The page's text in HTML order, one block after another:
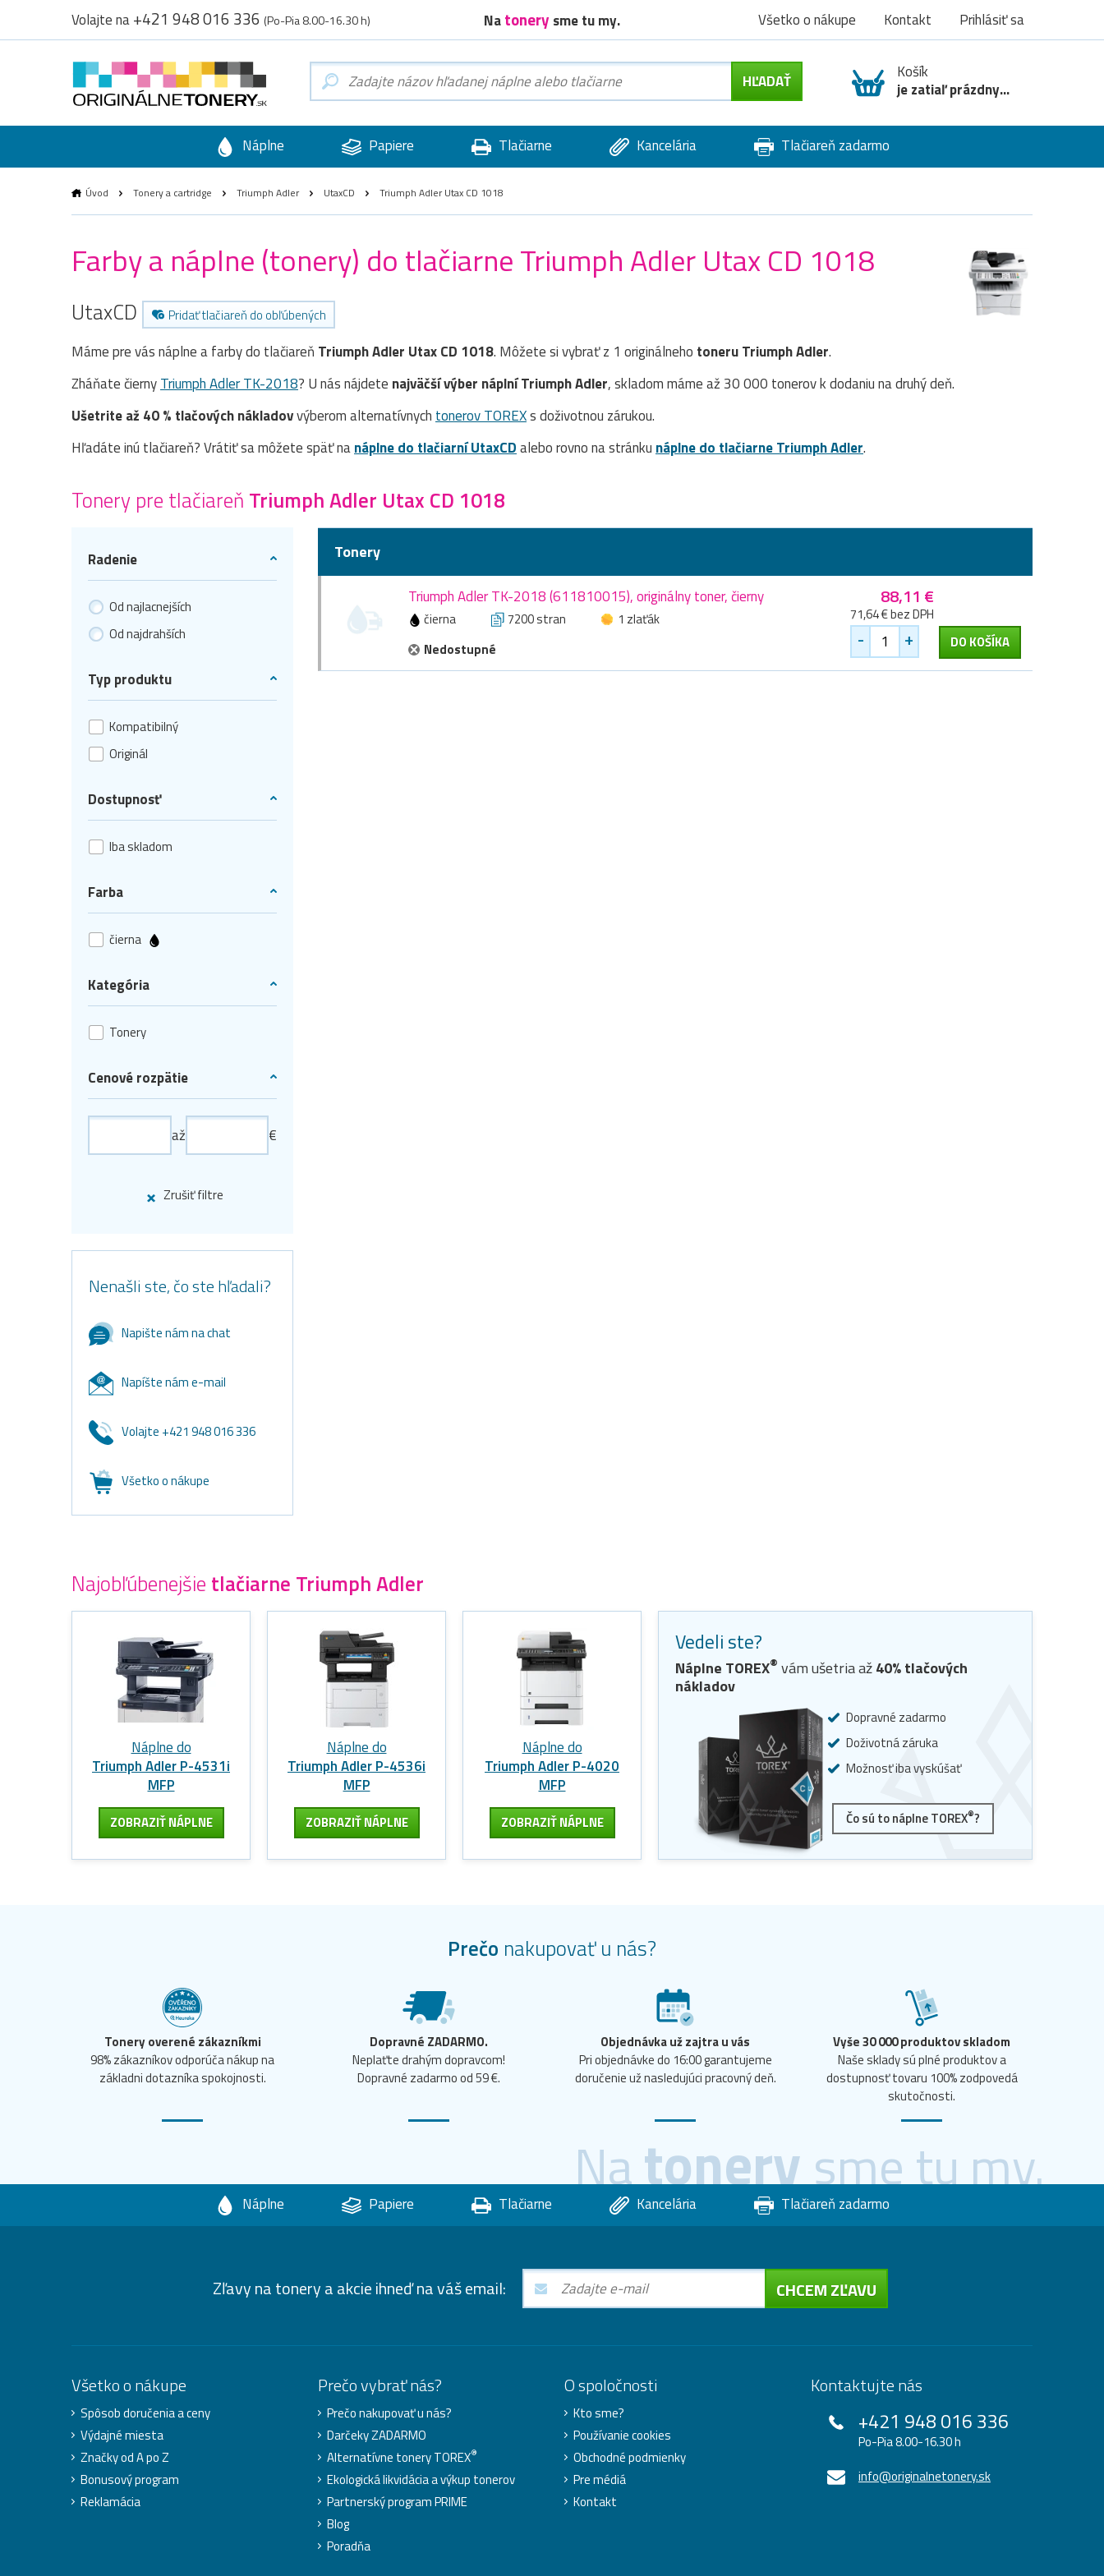
Volajte na+421 948 016 336 (Po-Pia 8.00-16.30 h) Natonery sme tu my. Všetko o nákupe Kontakt Prihlásiť sa
Košík
je zatiaľ prázdny...
Náplne Papiere Tlačiarne Kancelária Tlačiareň zadarmo
Úvod Tonery a cartridge Triumph Adler UtaxCD Triumph Adler Utax CD 1018
Farby a náplne (tonery) do tlačiarne Triumph Adler Utax CD 1018
UtaxCD Pridať tlačiareň do obľúbených
Máme pre vás náplne a farby do tlačiareň Triumph Adler Utax CD 1018. Môžete si vybrať z 1 originálneho toneruTriumph Adler.
Zháňate čiernyTriumph Adler TK-2018? U nás nájdete najväčší výber náplní Triumph Adler, skladom máme až 30 000 tonerov k dodaniu na druhý deň.
Ušetrite až 40 % tlačových nákladovvýberom alternatívnych tonerov TOREXs doživotnou zárukou.
Hľadáte inú tlačiareň? Vrátiť sa môžete späť nanáplne do tlačiarní UtaxCDalebo rovno na stránku náplne do tlačiarne Triumph Adler.
Tonery pre tlačiareň Triumph Adler Utax CD 1018
Radenie
Od najlacnejších
Od najdrahších
Typ produktu
Kompatibilný
Originál
Dostupnosť
Iba skladom
Farba
čierna
Kategória
Tonery
Cenové rozpätie
až €
Zrušiť filtre
Nenašli ste, čo ste hľadali?
Napište nám na chat
Napíšte nám e-mail
Volajte +421 948 016 336
Všetko o nákupe
Tonery
Triumph Adler TK-2018 (611810015), originálny toner, čierny
čierna 7200 stran
1 zlaťák
Nedostupné
88,11 €
71,64 € bez DPH
- + DO KOŠÍKA
Najobľúbenejšie tlačiarne Triumph Adler
Náplne do
Triumph Adler P-4531i
MFP
ZOBRAZIŤ NÁPLNE
Náplne do
Triumph Adler P-4536i
MFP
ZOBRAZIŤ NÁPLNE
Náplne do
Triumph Adler P-4020
MFP
ZOBRAZIŤ NÁPLNE
Vedeli ste?
Náplne TOREX® vám ušetria až40% tlačových
nákladov
Dopravné zadarmo
Doživotná záruka
Možnosť iba vyskúšať
Čo sú to náplne TOREX®?
Prečo nakupovať u nás?
Tonery overené zákazníkmi
98% zákazníkov odporúča nákup na
základni dotazníka spokojnosti.
Dopravné ZADARMO.
Neplaťte drahým dopravcom!
Dopravné zadarmo od 59 €.
Objednávka už zajtra u vás
Pri objednávke do 16:00 garantujeme
doručenie už nasledujúci pracovný deň.
Vyše 30 000 produktov skladom
Naše sklady sú plné produktov a
dostupnosť tovaru 100% zodpovedá
skutočnosti.
Natonerysme tu my.
Náplne Papiere Tlačiarne Kancelária Tlačiareň zadarmo
Zľavy na tonery a akcie ihneď na váš email: CHCEM ZĽAVU
Všetko o nákupe
Spôsob doručenia a ceny
Výdajné miesta
Značky od A po Z
Bonusový program
Reklamácia
Prečo vybrať nás?
Prečo nakupovať u nás?
Darčeky ZADARMO
Alternatívne tonery TOREX®
Ekologická likvidácia a výkup tonerov
Partnerský program PRIME
Blog
Poradňa
O spoločnosti
Kto sme?
Používanie cookies
Obchodné podmienky
Pre médiá
Kontakt
Kontaktujte nás
+421 948 016 336
Po-Pia 8.00-16.30 h
info@originalnetonery.sk